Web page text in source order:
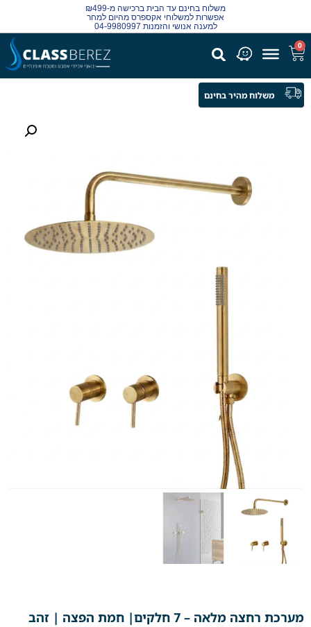
משלוח בחינם עד הבית ברכישה מ-₪499
אפשרות למשלוחי אקספרס מהיום למחר
למענה אנושי והזמנות 04-9980997
0
מערכת רחצה מלאה – 7 חלקים| חמת הפצה | זהב
משלוח מהיר בחינם